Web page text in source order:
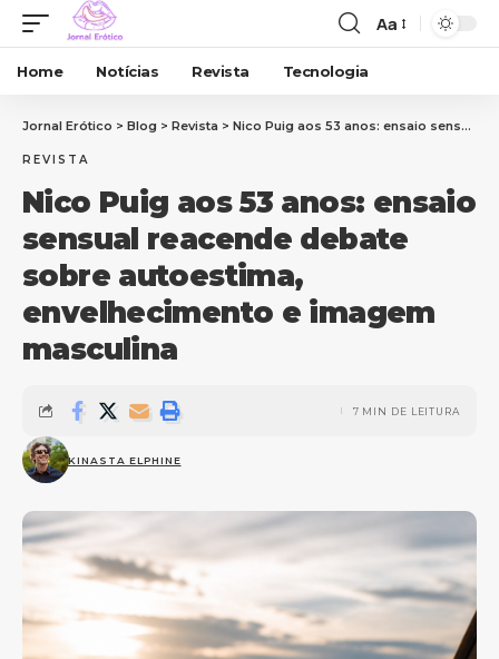
Aa
Home Notícias Revista Tecnologia
Jornal Erótico > Blog > Revista > Nico Puig aos 53 anos: ensaio sensual reacende debate sobre autoestima, envelhecimento e imagem masculina
REVISTA
Nico Puig aos 53 anos: ensaio
sensual reacende debate
sobre autoestima,
envelhecimento e imagem
masculina
KINASTA ELPHINE
7 MIN DE LEITURA